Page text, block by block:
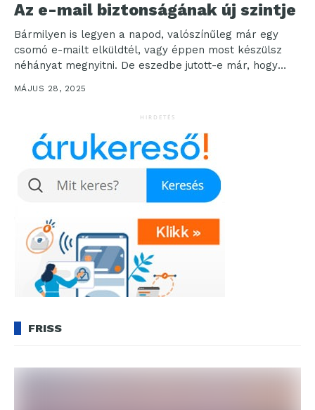
Az e-mail biztonságának új szintje
Bármilyen is legyen a napod, valószínűleg már egy
csomó e-mailt elküldtél, vagy éppen most készülsz
néhányat megnyitni. De eszedbe jutott-e már, hogy
ezek...
MÁJUS 28, 2025
HIRDETÉS
FRISS